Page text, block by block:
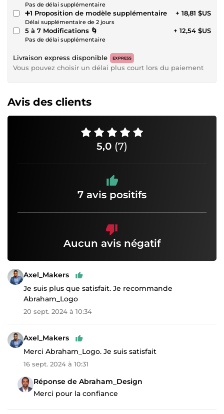
Pas de délai supplémentaire
➕1 Proposition de modèle supplémentaire
Délai supplémentaire de 2 jours
+ 18,81 $US
5 à 7 Modifications 🌀
Pas de délai supplémentaire
+ 12,54 $US
Livraison express disponible EXPRESS
Vous pouvez choisir un délai plus court lors du paiement
Avis des clients
5,0 (7)
7 avis positifs
Aucun avis négatif
Axel_Makers
Je suis plus que satisfait. Je recommande
Abraham_Logo
20 sept. 2024 à 10:34
Axel_Makers
Merci Abraham_Logo. Je suis satisfait
16 sept. 2024 à 10:31
Réponse de Abraham_Design
Merci pour la confiance